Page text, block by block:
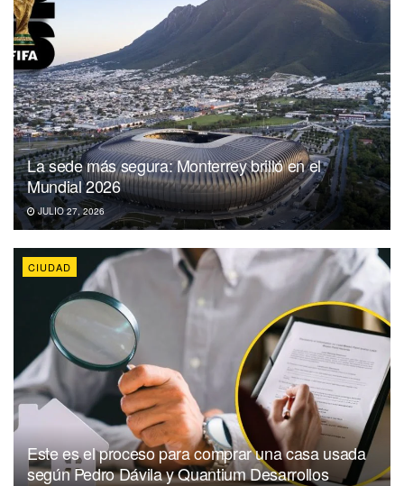
La sede más segura: Monterrey brilló en el
Mundial 2026
JULIO 27, 2026
CIUDAD
Este es el proceso para comprar una casa usada
según Pedro Dávila y Quantium Desarrollos